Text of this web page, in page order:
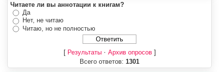
Читаете ли вы аннотации к книгам?
Да
Нет, не читаю
Читаю, но не полностью
[ Результаты· Архив опросов]
Всего ответов: 1301